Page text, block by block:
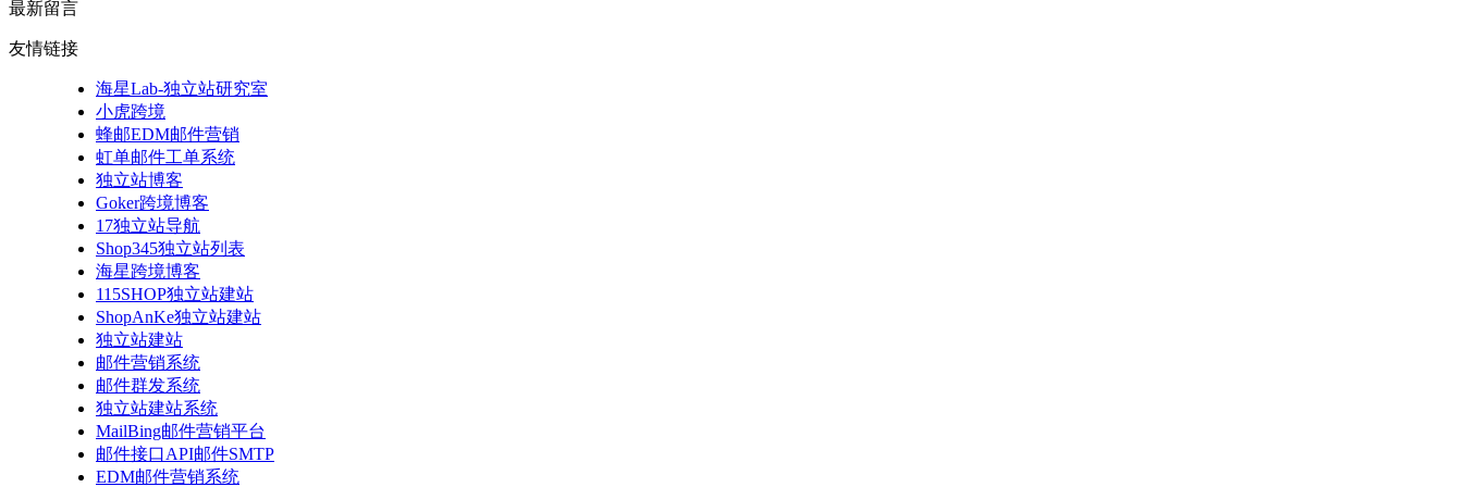
最新留言
友情链接
海星Lab-独立站研究室
小虎跨境
蜂邮EDM邮件营销
虹单邮件工单系统
独立站博客
Goker跨境博客
17独立站导航
Shop345独立站列表
海星跨境博客
115SHOP独立站建站
ShopAnKe独立站建站
独立站建站
邮件营销系统
邮件群发系统
独立站建站系统
MailBing邮件营销平台
邮件接口API邮件SMTP
EDM邮件营销系统